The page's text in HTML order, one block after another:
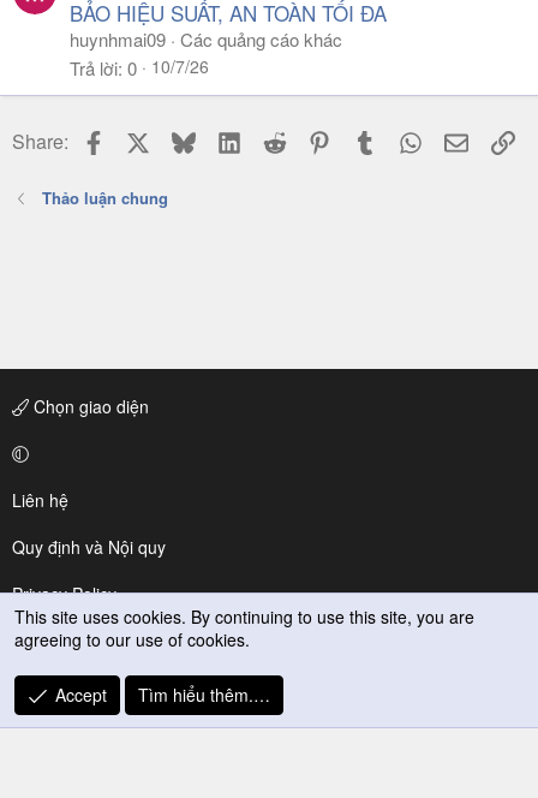
BẢO HIỆU SUẤT, AN TOÀN TỐI ĐA
huynhmai09 Các quảng cáo khác
Trả lời 0 10/7/26
Share: Facebook BlueskyLinkedIn
Reddit PinterestTumblr WhatsApp
Email
Thảo luận chung
Chọn giao diện
Liên hệ
Quy định và Nội quy
Privacy Policy
Trợ giúp
R
S
This site uses cookies. By continuing to use this site, you are
agreeing to our use of cookies.
Accept Tìm hiểu thêm.…